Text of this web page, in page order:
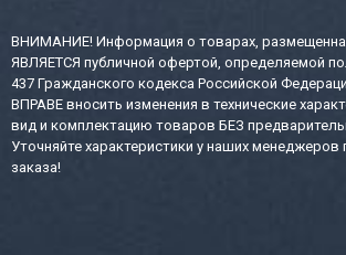
ВНИМАНИЕ! Информация о товарах,
ЯВЛЯЕТСЯ публичной офертой, определяемой
437 Гражданского кодекса Российской
ВПРАВЕ вносить изменения в технические
вид и комплектацию товаров БЕЗ
Уточняйте характеристики у наших
заказа!